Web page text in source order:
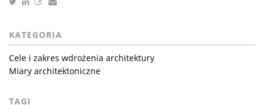
KATEGORIA
Cele i zakres wdrożenia architektury
Miary architektoniczne
TAGI